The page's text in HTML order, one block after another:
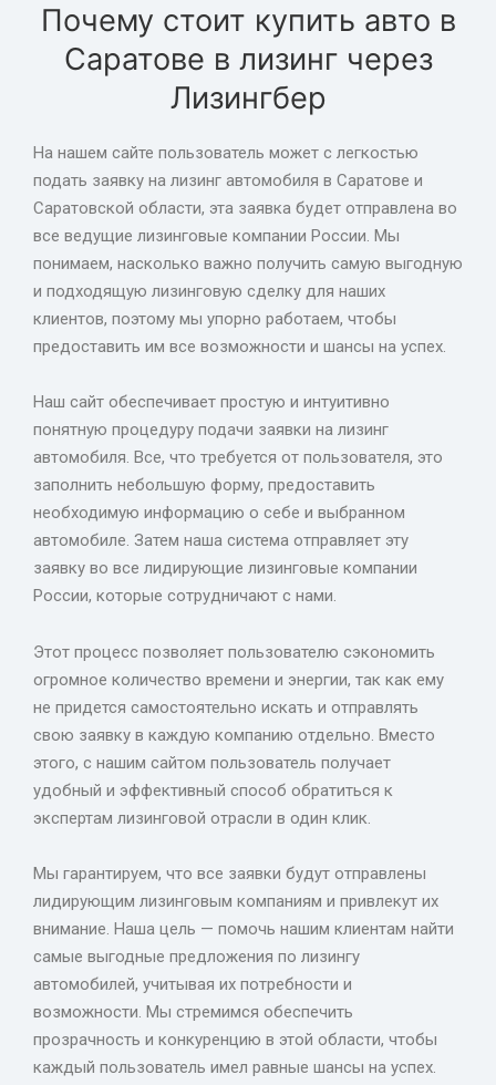
Почему стоит купить авто в
Саратове в лизинг через
Лизингбер
На нашем сайте пользователь может с легкостью
подать заявку на лизинг автомобиля в Саратове и
Саратовской области, эта заявка будет отправлена во
все ведущие лизинговые компании России. Мы
понимаем, насколько важно получить самую выгодную
и подходящую лизинговую сделку для наших
клиентов, поэтому мы упорно работаем, чтобы
предоставить им все возможности и шансы на успех.
Наш сайт обеспечивает простую и интуитивно
понятную процедуру подачи заявки на лизинг
автомобиля. Все, что требуется от пользователя, это
заполнить небольшую форму, предоставить
необходимую информацию о себе и выбранном
автомобиле. Затем наша система отправляет эту
заявку во все лидирующие лизинговые компании
России, которые сотрудничают с нами.
Этот процесс позволяет пользователю сэкономить
огромное количество времени и энергии, так как ему
не придется самостоятельно искать и отправлять
свою заявку в каждую компанию отдельно. Вместо
этого, с нашим сайтом пользователь получает
удобный и эффективный способ обратиться к
экспертам лизинговой отрасли в один клик.
Мы гарантируем, что все заявки будут отправлены
лидирующим лизинговым компаниям и привлекут их
внимание. Наша цель — помочь нашим клиентам найти
самые выгодные предложения по лизингу
автомобилей, учитывая их потребности и
возможности. Мы стремимся обеспечить
прозрачность и конкуренцию в этой области, чтобы
каждый пользователь имел равные шансы на успех.